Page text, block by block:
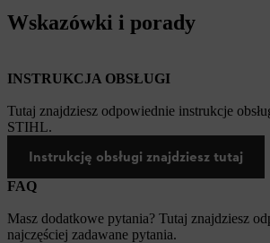
Wskazówki i porady
INSTRUKCJA OBSŁUGI
Tutaj znajdziesz odpowiednie instrukcje
STIHL.
Instrukcję obsługi znajdziesz tutaj
FAQ
Masz dodatkowe pytania? Tutaj znajdziesz
najczęściej zadawane pytania.